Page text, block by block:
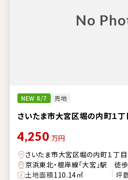
NEW 8/7 売地
さいたま市大宮区堀の内町１
4,250 万円
さいたま市大宮区堀の内町１丁目
京浜東北・根岸線「大宮」駅 徒
土地面積110.14㎡ 坪